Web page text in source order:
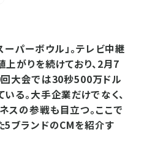
パーボウル」。テレビ中継
がりを続けており、2月7
大会では30秒500万ドル
る。大手企業だけでなく、
スの参戦も目立つ。ここで
5ブランドのCMを紹介す